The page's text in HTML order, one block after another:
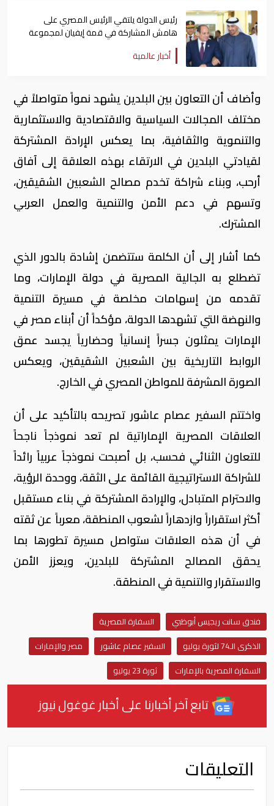
رئيس الدولة يلتقي الرئيس المصري على
هامش المشاركة في قمة إيفيان لمجموعة
السبع
أخبار عالمية
وأضاف أن التعاون بين البلدين يشهد نمواً متواصلاً في
مختلف المجالات السياسية والاقتصادية والاستثمارية
والتنموية والثقافية، بما يعكس الإرادة المشتركة
لقيادتي البلدين في الارتقاء بهذه العلاقة إلى آفاق
أرحب، وبناء شراكة تخدم مصالح الشعبين الشقيقين،
وتسهم في دعم الأمن والتنمية والعمل العربي
المشترك.
كما أشار إلى أن الكلمة ستتضمن إشادة بالدور الذي
تضطلع به الجالية المصرية في دولة الإمارات، وما
تقدمه من إسهامات مخلصة في مسيرة التنمية
والنهضة التي تشهدها الدولة، مؤكداً أن أبناء مصر في
الإمارات يمثلون جسراً إنسانياً وحضارياً يجسد عمق
الروابط التاريخية بين الشعبين الشقيقين، ويعكس
الصورة المشرفة للمواطن المصري في الخارج.
واختتم السفير عصام عاشور تصريحه بالتأكيد على أن
العلاقات المصرية الإماراتية لم تعد نموذجاً ناجحاً
للتعاون الثنائي فحسب، بل أصبحت نموذجاً عربياً رائداً
للشراكة الاستراتيجية القائمة على الثقة، ووحدة الرؤية،
والاحترام المتبادل، والإرادة المشتركة في بناء مستقبل
أكثر استقراراً وازدهاراً لشعوب المنطقة، معرباً عن ثقته
في أن هذه العلاقات ستواصل مسيرة تطورها بما
يحقق المصالح المشتركة للبلدين، ويعزز الأمن
والاستقرار والتنمية في المنطقة.
فندق سانت ريجيس أبوظبي
السفارة المصرية
الذكرى الـ74 لثورة يوليو
السفير عصام عاشور
مصر والإمارات
السفارة المصرية بالإمارات
ثورة 23 يوليو
تابع آخر أخبارنا على أخبار غوغول نيوز
التعليقات